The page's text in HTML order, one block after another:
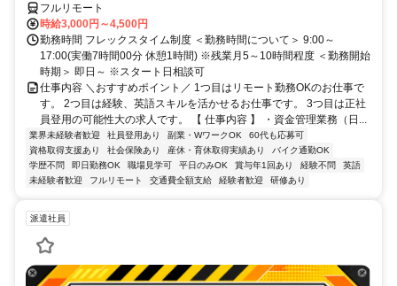
フルリモート
時給3,000円～4,500円
勤務時間 フレックスタイム制度 ＜勤務時間について＞ 9:00～
17:00(実働7時間00分 休憩1時間) ※残業月5～10時間程度 ＜勤務開始
時期＞ 即日～ ※スタート日相談可
仕事内容 ＼おすすめポイント／ 1つ目はリモート勤務OKのお仕事で
す。 2つ目は経験、英語スキルを活かせるお仕事です。 3つ目は正社
員登用の可能性大の求人です。 【 仕事内容 】 ・資金管理業務（日...
業界未経験者歓迎 社員登用あり 副業・WワークOK
60代も応募可
資格取得支援あり
社会保険あり 産休・育休取得実績あり
バイク通勤OK
学歴不問
即日勤務OK 職場見学可 平日のみOK 賞与年1回あり 経験不問
英語
未経験者歓迎
フルリモート 交通費全額支給 経験者歓迎 研修あり
派遣社員